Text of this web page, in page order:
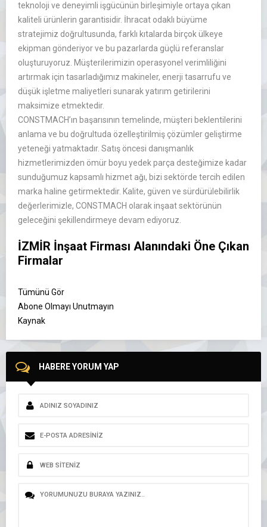
teknoloji ve deneyimli işgücünün birleşimiyle ortaya çıkan
kaliteli ürünlerin garantisidir. İhracat odaklı büyüme
stratejimiz doğrultusunda, farklı kıtalarda birçok ülkeye
ekipman gönderiyor ve bu pazarlarda güçlü referanslar
oluşturuyoruz. Müşterilerimizin operasyonel verimliliğini
artırmak için tasarladığımız makineler, enerji tasarrufu ve
düşük işletme maliyetleri sunarak yatırım getirilerini
maksimize etmektedir.
CONSTMACH’ın başarısının temelinde, müşteri beklentilerini
anlama ve bu doğrultuda özelleştirilmiş çözümler geliştirme
yeteneği yatmaktadır. Satış öncesi danışmanlık
hizmetlerimizden ömür boyu yedek parça desteğimize kadar
sunduğumuz kapsamlı hizmet ağı, bizi sektörde tercih edilen
marka haline getirmektedir. Kalite, güven ve sürdürülebilirlik
değerlerimizle, CONSTMACH olarak inşaat sektörünün
geleceğini şekillendirmeye devam ediyoruz.
İZMİR İnşaat Firması Alanındaki Öne Çıkan
Firmalar
Tümünü Gör
Abone Olmayı Unutmayın
Kaynak
HABERE YORUM YAP